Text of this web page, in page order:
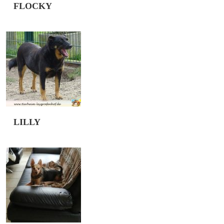
FLOCKY
die Fellnase spät abends während der Arbeit
jetzt Ansätze das er zwischen durch mal relaxen
aufgefallen ist […]
LILLY
der . Da war sie ca. 5 – 6 Wochen alt und sehr
Hunde liebevoll umsorgt und aufgepäppelt. Lilly ist